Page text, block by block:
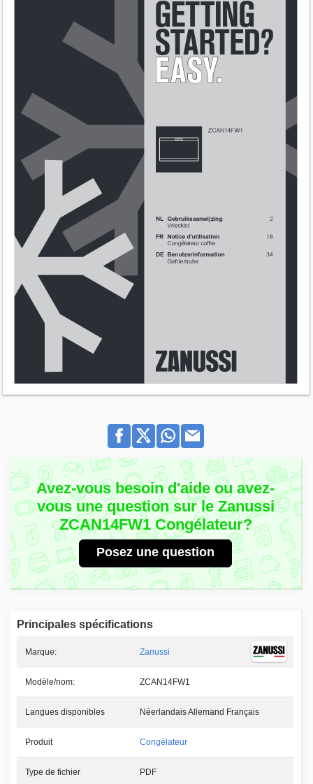
Avez-vous besoin d'aide ou avez-
vous une question sur le Zanussi
ZCAN14FW1 Congélateur?
Posez une question
Principales spécifications
Marque: Zanussi
Modèle/nom: ZCAN14FW1
Langues disponibles Néerlandais Allemand Français
Produit Congélateur
Type de fichier PDF